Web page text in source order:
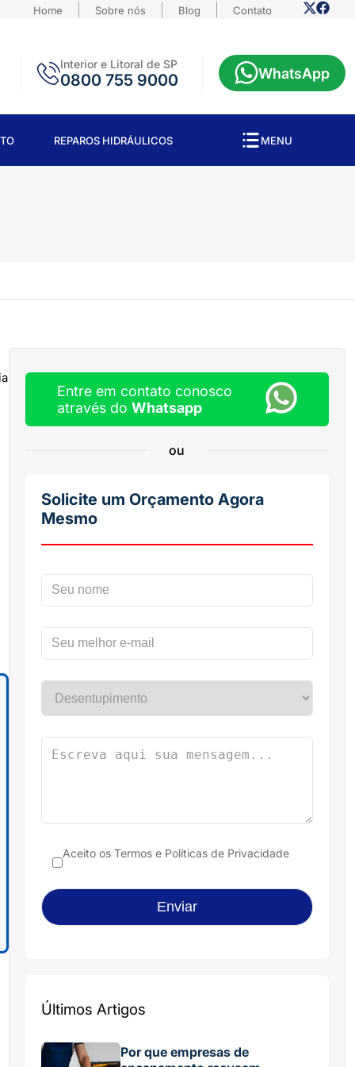
Home Sobre nós Blog Contato
Interior e Litoral de SP
0800 755 9000 WhatsApp
REPAROS HIDRÁULICOS MENU
Entre em contato conosco
através do Whatsapp
ou
Solicite um Orçamento Agora
Mesmo
Aceito os Termos e Políticas de Privacidade
Últimos Artigos
Por que empresas de